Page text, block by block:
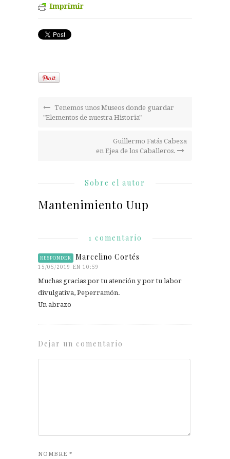
Imprimir
Tenemos unos Museos donde guardar
"Elementos de nuestra Historia"
Guillermo Fatás Cabeza
en Ejea de los Caballeros.
Sobre el autor
Mantenimiento Uup
1 comentario
RESPONDER Marcelino Cortés
15/05/2019 EN 10:59
Muchas gracias por tu atención y por tu labor
divulgativa, Peperramón.
Un abrazo
Dejar un comentario
NOMBRE *